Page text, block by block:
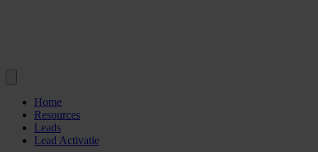
Home
Resources
Leads
Lead Activatie